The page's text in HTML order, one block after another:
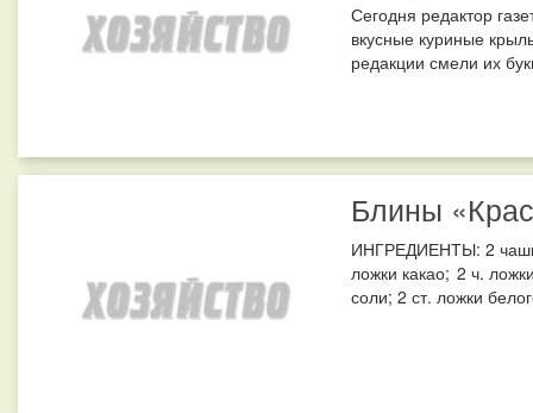
Сегодня редактор
вкусные куриные
редакции смели их
Блины
ИНГРЕДИЕНТЫ: 2
ложки какао; 2 ч.
соли; 2 ст. ложки